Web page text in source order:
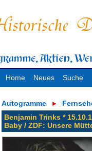
Home Neues Suche
Autogramme
Benjamin Trinks *
Baby / ZDF: Unsere